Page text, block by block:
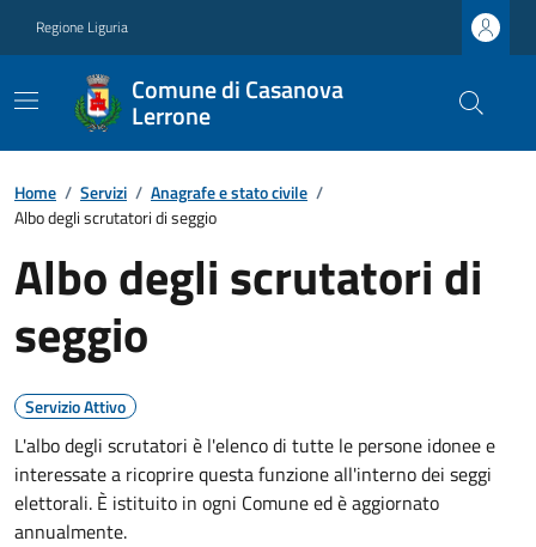
Regione Liguria
Comune di Casanova
Lerrone
Home / Servizi / Anagrafe e stato civile /
Albo degli scrutatori di seggio
Albo degli scrutatori di
seggio
Servizio Attivo
L'albo degli scrutatori è l'elenco di tutte le persone idonee e
interessate a ricoprire questa funzione all'interno dei seggi
elettorali. È istituito in ogni Comune ed è aggiornato
annualmente.